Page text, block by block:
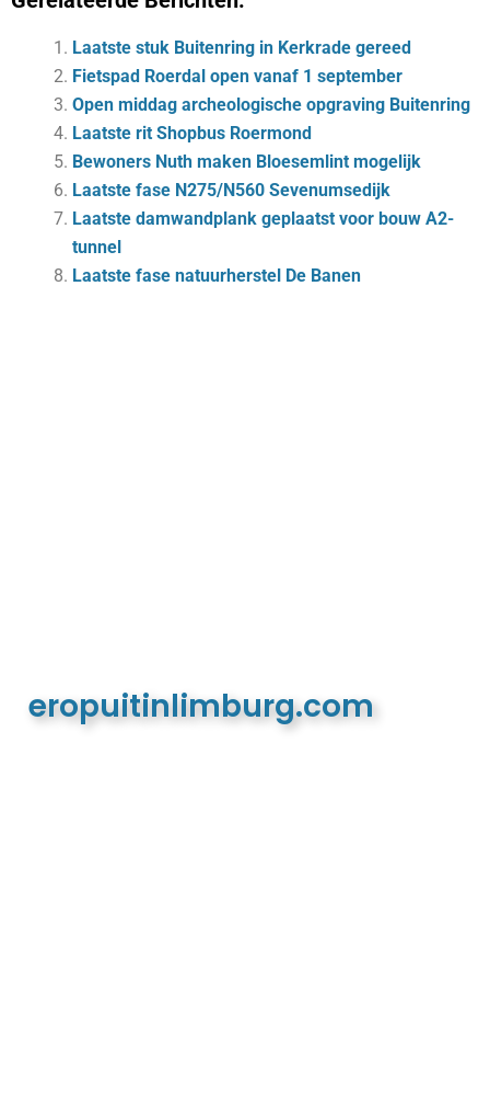
Laatste stuk Buitenring in Kerkrade gereed
Fietspad Roerdal open vanaf 1 september
Open middag archeologische opgraving Buitenring
Laatste rit Shopbus Roermond
Bewoners Nuth maken Bloesemlint mogelijk
Laatste fase N275/N560 Sevenumsedijk
Laatste damwandplank geplaatst voor bouw A2-
tunnel
Laatste fase natuurherstel De Banen
eropuitinlimburg.com